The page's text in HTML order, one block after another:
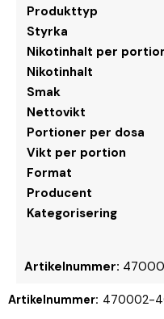
Produkttyp
Styrka
Nikotinhalt per
Nikotinhalt
Smak
Nettovikt
Portioner per dosa
Vikt per portion
Format
Producent
Kategorisering
Artikelnummer:
Artikelnummer: 470002-